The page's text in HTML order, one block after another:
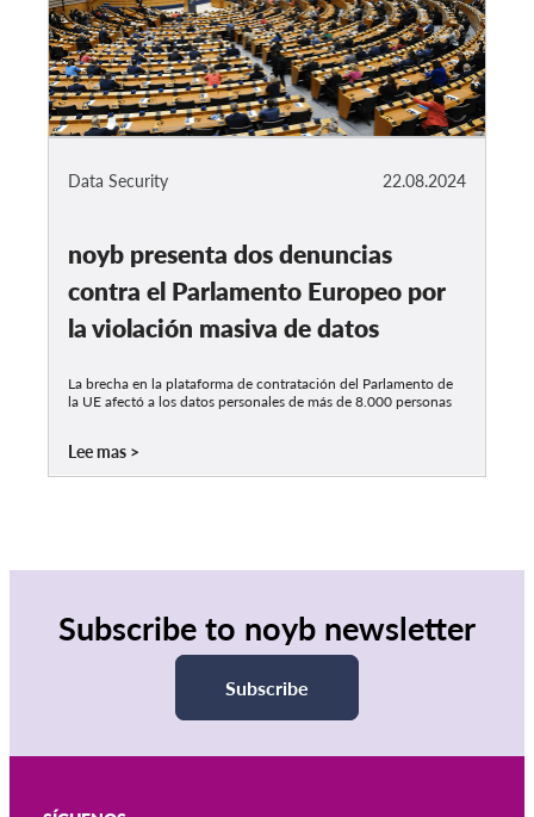
22.08.2024
Data Security
noyb presenta dos denuncias
contra el Parlamento Europeo por
la violación masiva de datos
La brecha en la plataforma de contratación del Parlamento de
la UE afectó a los datos personales de más de 8.000 personas
Lee mas
Subscribe to noyb newsletter
Subscribe